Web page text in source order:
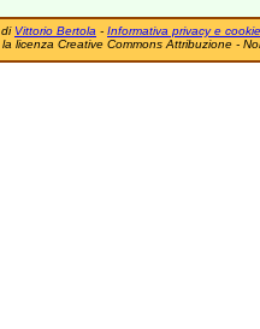
di Vittorio Bertola - Informativa privacy e cookie
licenza Creative Commons Attribuzione -